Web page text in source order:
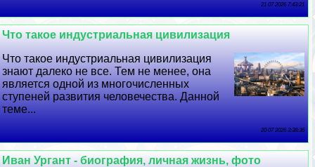
21 07 2026 7:43:21
Что такое индустриальная цивилизация
Что такое индустриальная цивилизация
знают далеко не все. Тем не менее, она
является одной из многочисленных
ступеней развития человечества. Данной
теме...
20 07 2026 3:38:36
Иван Ургант - биография, личная жизнь, фото